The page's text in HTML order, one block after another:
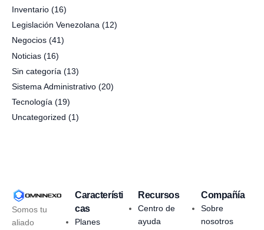
Inventario (16)
Legislación Venezolana (12)
Negocios (41)
Noticias (16)
Sin categoría (13)
Sistema Administrativo (20)
Tecnología (19)
Uncategorized (1)
Somos tu
aliado
Característi
cas
Planes
Recursos
Centro de
ayuda
Compañía
Sobre
nosotros